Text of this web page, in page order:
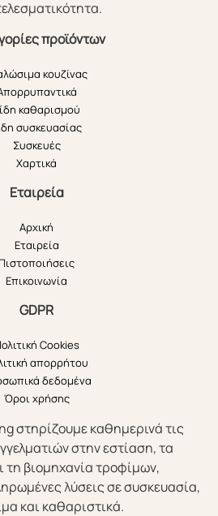
προϊόντων
κουζίνας
καθαρισμού
συσκευασίας
Συσκευές
Χαρτικά
Εταιρεία
Αρχική
Εταιρεία
Επικοινωνία
GDPR
Cookies
απορρήτου
δεδομένα
Όροι χρήσης
στηρίζουμε καθημερινά τις
στην εστίαση, τα
τη βιομηχανία τροφίμων,
λύσεις σε συσκευασία,
και καθαριστικά.